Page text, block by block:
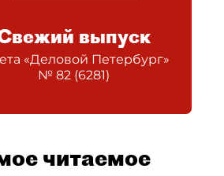
выпуск
«Деловой Петербург»
№ 82(6281)
читаемое